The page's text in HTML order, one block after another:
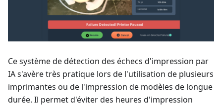
Ce système de détection des échecs d'impression par
IA s'avère très pratique lors de l'utilisation de plusieurs
imprimantes ou de l'impression de modèles de longue
durée. Il permet d'éviter des heures d'impression